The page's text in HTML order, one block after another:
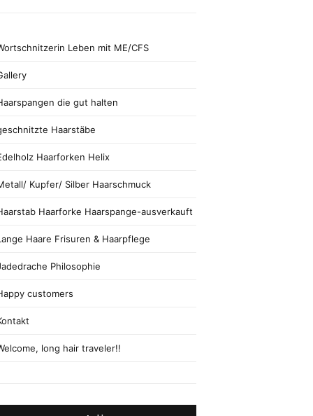
Leben mit ME/CFS
die gut halten
Haarstäbe
Haarforken Helix
Kupfer/ Silber Haarschmuck
Haarforke Haarspange-ausverkauft
Haare Frisuren & Haarpflege
Philosophie
customers
long hair traveler!!